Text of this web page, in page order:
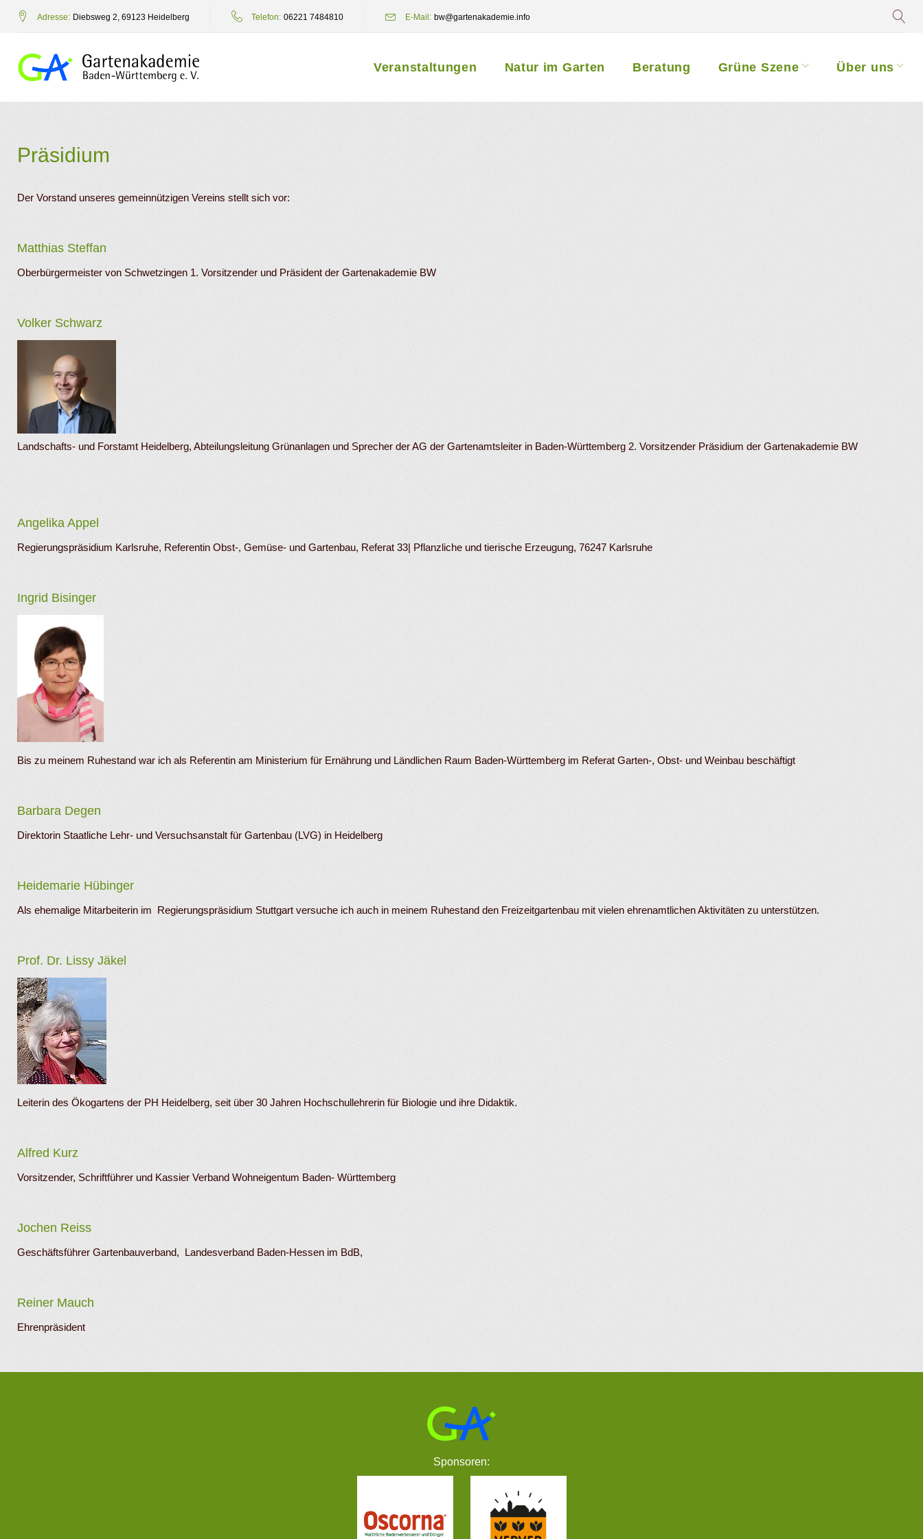
Inhalt
Adresse: Diebsweg 2, 69123 Heidelberg Telefon: 06221 7484810 E-Mail: bw@gartenakademie.info
Veranstaltungen Natur im Garten Beratung Grüne Szene Über uns
Präsidium
Der Vorstand unseres gemeinnützigen Vereins stellt sich vor:
Matthias Steffan
Oberbürgermeister von Schwetzingen 1. Vorsitzender und Präsident der Gartenakademie BW
Volker Schwarz
Landschafts- und Forstamt Heidelberg, Abteilungsleitung Grünanlagen und Sprecher der AG der Gartenamtsleiter in Baden-Württemberg 2. Vorsitzender Präsidium der Gartenakademie BW
Angelika Appel
Regierungspräsidium Karlsruhe, Referentin Obst-, Gemüse- und Gartenbau, Referat 33| Pflanzliche und tierische Erzeugung, 76247 Karlsruhe
Ingrid Bisinger
Bis zu meinem Ruhestand war ich als Referentin am Ministerium für Ernährung und Ländlichen Raum Baden-Württemberg im Referat Garten-, Obst- und Weinbau beschäftigt
Barbara Degen
Direktorin Staatliche Lehr- und Versuchsanstalt für Gartenbau (LVG) in Heidelberg
Heidemarie Hübinger
Als ehemalige Mitarbeiterin im Regierungspräsidium Stuttgart versuche ich auch in meinem Ruhestand den Freizeitgartenbau mit vielen ehrenamtlichen Aktivitäten zu unterstützen.
Prof. Dr. Lissy Jäkel
Leiterin des Ökogartens der PH Heidelberg, seit über 30 Jahren Hochschullehrerin für Biologie und ihre Didaktik.
Alfred Kurz
Vorsitzender, Schriftführer und Kassier Verband Wohneigentum Baden- Württemberg
Jochen Reiss
Geschäftsführer Gartenbauverband, Landesverband Baden-Hessen im BdB,
Reiner Mauch
Ehrenpräsident
Sponsoren: